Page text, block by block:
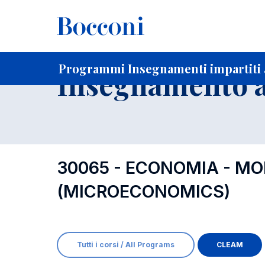
Programmi Insegnamenti impartiti
Home Per studenti iscritti
Insegnamento
30065 - ECONOMIA -
(MICROECONOMICS)
Tutti i corsi / All Programs CLEAM